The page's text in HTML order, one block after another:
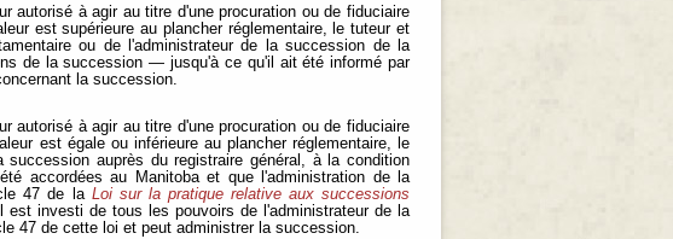
autorisé à agir au titre d'une procuration ou de fiduciaire
est supérieure au plancher réglementaire, le tuteur et
ou de l'administrateur de la succession de la
de la succession — jusqu'à ce qu'il ait été informé par
la succession.
autorisé à agir au titre d'une procuration ou de fiduciaire
est égale ou inférieure au plancher réglementaire, le
auprès du registraire général, à la condition
accordées au Manitoba et que l'administration de la
47 de la Loi sur la pratique relative aux successions
investi de tous les pouvoirs de l'administrateur de la
47 de cette loi et peut administrer la succession.